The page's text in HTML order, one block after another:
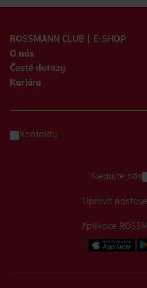
ROSSMANN CLUB | E-SHOP
O nás
Časté dotazy
Kariéra
Kontakty
Aplikace
Sledujte nás
Upravit